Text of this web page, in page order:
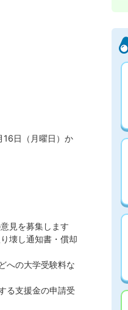
16日（月曜日）か
見を募集します
壊し通知書・償却
への大学受験料な
る支援金の申請受